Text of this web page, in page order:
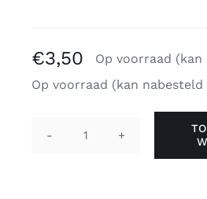
€3,50
Op voorraad
Op voorraad (kan nabesteld